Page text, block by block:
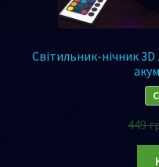
Світильник-нічник
449